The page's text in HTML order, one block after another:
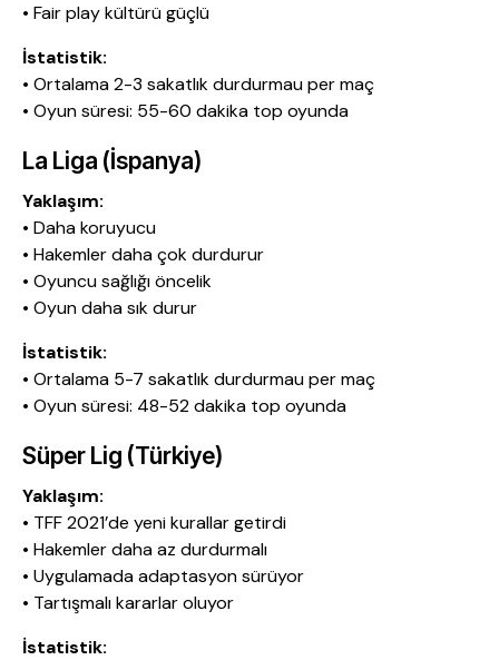
• Fair play kültürü güçlü
İstatistik:
• Ortalama 2-3 sakatlık durdurmau per maç
• Oyun süresi: 55-60 dakika top oyunda
La Liga (İspanya)
Yaklaşım:
• Daha koruyucu
• Hakemler daha çok durdurur
• Oyuncu sağlığı öncelik
• Oyun daha sık durur
İstatistik:
• Ortalama 5-7 sakatlık durdurmau per maç
• Oyun süresi: 48-52 dakika top oyunda
Süper Lig (Türkiye)
Yaklaşım:
• TFF 2021’de yeni kurallar getirdi
• Hakemler daha az durdurmalı
• Uygulamada adaptasyon sürüyor
• Tartışmalı kararlar oluyor
İstatistik: